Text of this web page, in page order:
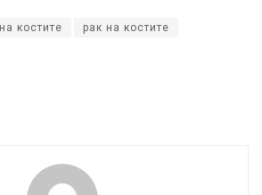
костите рак на костите